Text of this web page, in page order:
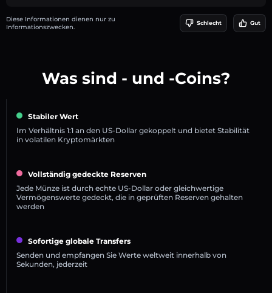
Diese Informationen dienen nur zu
Informationszwecken.
Schlecht Gut
Was sind - und -Coins?
Stabiler Wert
Im Verhältnis 1:1 an den US-Dollar gekoppelt und bietet Stabilität
in volatilen Kryptomärkten
Vollständig gedeckte Reserven
Jede Münze ist durch echte US-Dollar oder gleichwertige
Vermögenswerte gedeckt, die in geprüften Reserven gehalten
werden
Sofortige globale Transfers
Senden und empfangen Sie Werte weltweit innerhalb von
Sekunden, jederzeit